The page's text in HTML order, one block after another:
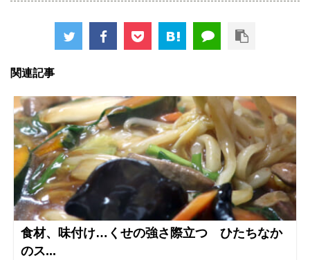
関連記事
食材、味付け…くせの強さ際立つ ひたちなか
のス...